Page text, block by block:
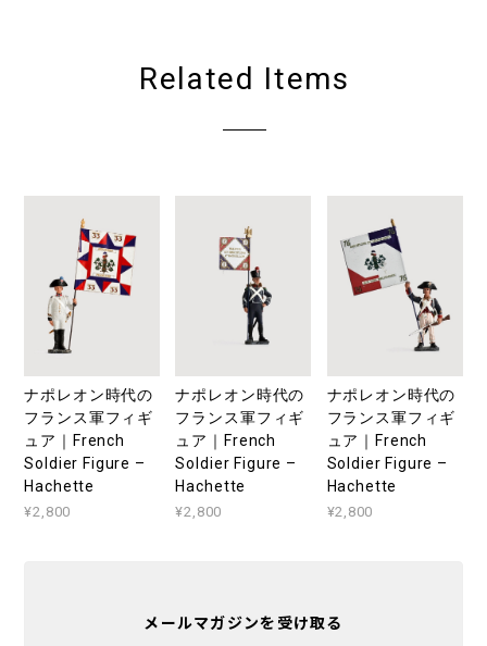
Related Items
ナポレオン時代の
フランス軍フィギ
ュア｜French
Soldier Figure –
Hachette
¥2,800
ナポレオン時代の
フランス軍フィギ
ュア｜French
Soldier Figure –
Hachette
¥2,800
ナポレオン時代の
フランス軍フィギ
ュア｜French
Soldier Figure –
Hachette
¥2,800
メールマガジンを受け取る